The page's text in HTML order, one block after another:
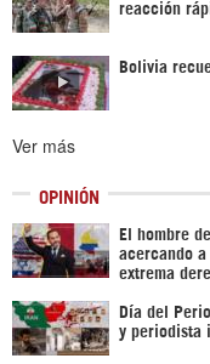
reacción
Bolivia
Ver más
OPINIÓN
El hombre
acercando a
extrema
Día del
y periodista